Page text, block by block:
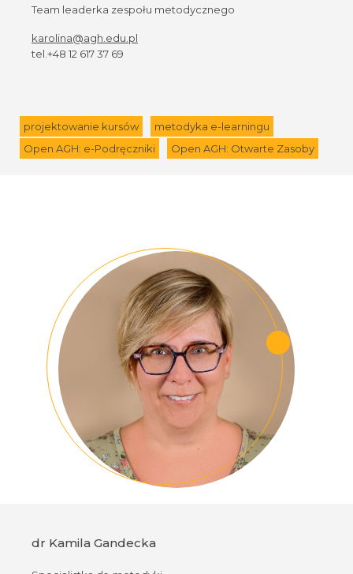
projektowanie kursów
metodyka e-learningu
Open AGH: e-Podręczniki
Open AGH: Otwarte Zasoby
Team leaderka zespołu metodycznego
karolina@agh.edu.pl
tel.+48 12 617 37 69
dr Kamila Gandecka